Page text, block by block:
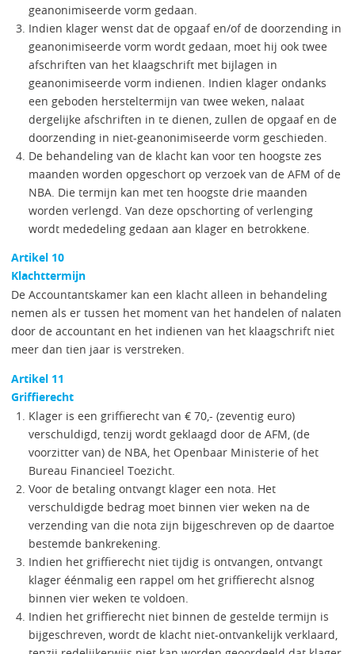
geanonimiseerde vorm gedaan.
Indien klager wenst dat de opgaaf en/of de doorzending in
geanonimiseerde vorm wordt gedaan, moet hij ook twee
afschriften van het klaagschrift met bijlagen in
geanonimiseerde vorm indienen. Indien klager ondanks
een geboden hersteltermijn van twee weken, nalaat
dergelijke afschriften in te dienen, zullen de opgaaf en de
doorzending in niet-geanonimiseerde vorm geschieden.
De behandeling van de klacht kan voor ten hoogste zes
maanden worden opgeschort op verzoek van de AFM of de
NBA. Die termijn kan met ten hoogste drie maanden
worden verlengd. Van deze opschorting of verlenging
wordt mededeling gedaan aan klager en betrokkene.
Artikel 10
Klachttermijn
De Accountantskamer kan een klacht alleen in behandeling
nemen als er tussen het moment van het handelen of nalaten
door de accountant en het indienen van het klaagschrift niet
meer dan tien jaar is verstreken.
Artikel 11
Griffierecht
Klager is een griffierecht van € 70,- (zeventig euro)
verschuldigd, tenzij wordt geklaagd door de AFM, (de
voorzitter van) de NBA, het Openbaar Ministerie of het
Bureau Financieel Toezicht.
Voor de betaling ontvangt klager een nota. Het
verschuldigde bedrag moet binnen vier weken na de
verzending van die nota zijn bijgeschreven op de daartoe
bestemde bankrekening.
Indien het griffierecht niet tijdig is ontvangen, ontvangt
klager éénmalig een rappel om het griffierecht alsnog
binnen vier weken te voldoen.
Indien het griffierecht niet binnen de gestelde termijn is
bijgeschreven, wordt de klacht niet-ontvankelijk verklaard,